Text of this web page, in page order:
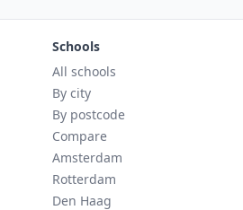
Schools
All schools
By city
By postcode
Compare
Amsterdam
Rotterdam
Den Haag